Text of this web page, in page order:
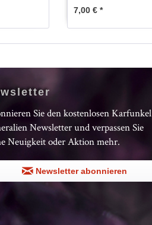
7,00 € *
Sie den kostenlosen Karfunkel
Newsletter und verpassen Sie
Neuigkeit oder Aktion mehr.
Newsletter abonnieren